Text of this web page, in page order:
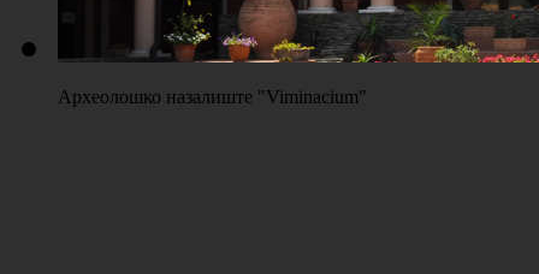
Археолошко назалиште "Viminacium"